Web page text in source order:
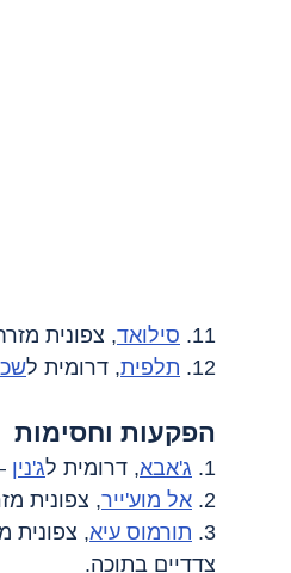
11. סילואד, צפונית
12. תלפית, דרומית ל
הפקעות וחסימות
1. ג'אבא, דרומית לג'נין –
2. אל מוע'ייר, צפונית
3. תורמוס עיא, צפונית
צדדיים בתוכה.